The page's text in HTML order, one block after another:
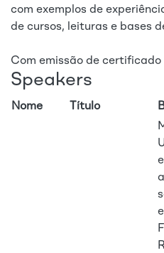
com exemplos de
de cursos, leituras e bases
Com emissão de
Speakers
Nome Título